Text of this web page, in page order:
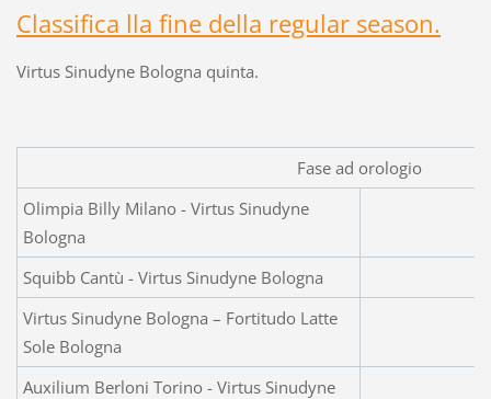
Classifica lla fine della regular season.
Virtus Sinudyne Bologna quinta.
Fase ad orologio
Olimpia Billy Milano - Virtus Sinudyne
Bologna
Squibb Cantù - Virtus Sinudyne Bologna
Virtus Sinudyne Bologna – Fortitudo Latte
Sole Bologna
Auxilium Berloni Torino - Virtus Sinudyne